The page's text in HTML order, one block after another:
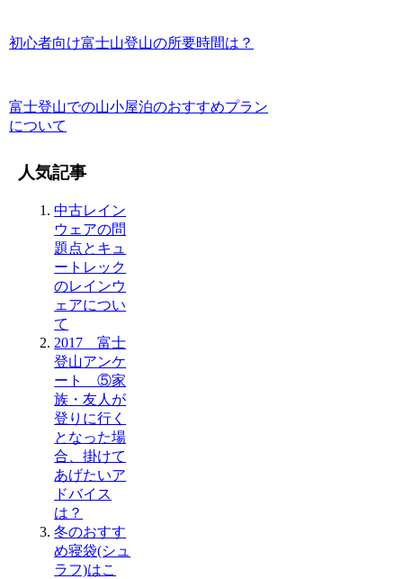
初心者向け富士山登山の所要時間は？
富士登山での山小屋泊のおすすめプラン
について
人気記事
中古レイン
ウェアの問
題点とキュ
ートレック
のレインウ
ェアについ
て
2017 富士
登山アンケ
ート ⑤家
族・友人が
登りに行く
となった場
合、掛けて
あげたいア
ドバイス
は？
冬のおすす
め寝袋(シュ
ラフ)はこ